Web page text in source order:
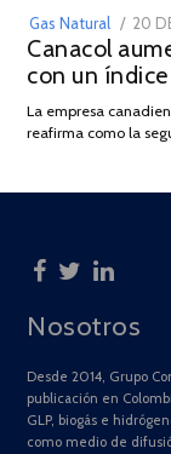
Gas Natural
ON
20
Canacol
con un
La empresa
reafirma como la
Nosotros
Desde 2014, Grupo
publicación en
GLP, biogás e
como medio de